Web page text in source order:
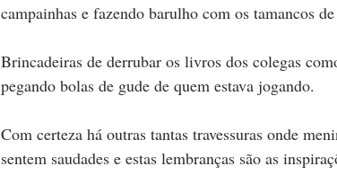
campainhas e fazendo barulho com os tamancos
Brincadeiras de derrubar os livros dos colegas
pegando bolas de gude de quem estava jogando.
Com certeza há outras tantas travessuras onde
sentem saudades e estas lembranças são as